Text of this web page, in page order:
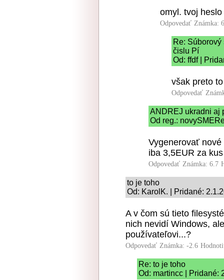
omyl. tvoj
Odpovedať Známka:
Re:
čislu Pí
Od: ffdf |
však preto
Odpovedať
ANDREJ ukradni aj
Od reg.:
Vygenerovať
iba 3,5EUR za
Odpovedať Známka: 6.7
to je toho
Od: KarolK. | Pridané:
A v čom sú tieto
nich nevidí Windows,
používateľovi...?
Odpovedať Známka: -2.6
Re: to je toho
Od: martincc | Pridané: